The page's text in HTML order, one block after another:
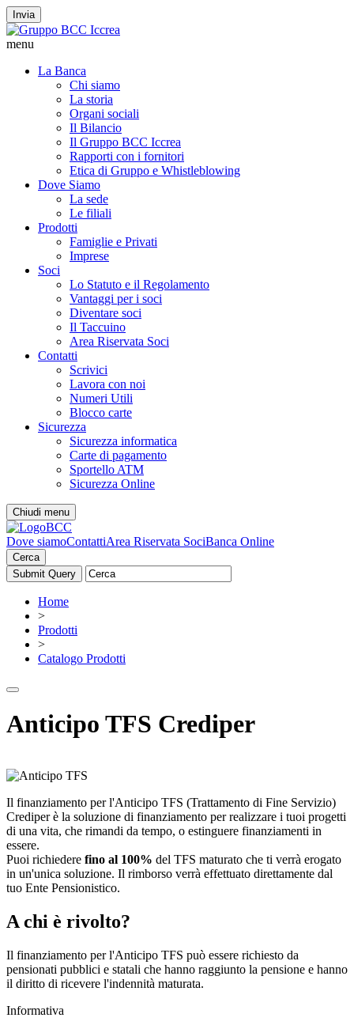
Invia
menu
La Banca
Chi siamo
La storia
Organi sociali
Il Bilancio
Il Gruppo BCC Iccrea
Rapporti con i fornitori
Etica di Gruppo e Whistleblowing
Dove Siamo
La sede
Le filiali
Prodotti
Famiglie e Privati
Imprese
Soci
Lo Statuto e il Regolamento
Vantaggi per i soci
Diventare soci
Il Taccuino
Area Riservata Soci
Contatti
Scrivici
Lavora con noi
Numeri Utili
Blocco carte
Sicurezza
Sicurezza informatica
Carte di pagamento
Sportello ATM
Sicurezza Online
Chiudi menu
Dove siamoContattiArea Riservata SociBanca Online
Cerca
Home
>
Prodotti
>
Catalogo Prodotti
Anticipo TFS Crediper
Il finanziamento per l'Anticipo TFS (Trattamento di Fine Servizio)
Crediper è la soluzione di finanziamento per realizzare i tuoi progetti
di una vita, che rimandi da tempo, o estinguere finanziamenti in
essere.
Puoi richiedere fino al 100% del TFS maturato che ti verrà erogato
in un'unica soluzione. Il rimborso verrà effettuato direttamente dal
tuo Ente Pensionistico.
A chi è rivolto?
Il finanziamento per l'Anticipo TFS può essere richiesto da
pensionati pubblici e statali che hanno raggiunto la pensione e hanno
il diritto di ricevere l'indennità maturata.
Informativa